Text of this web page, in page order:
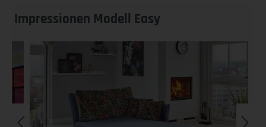
Impressionen Modell Easy